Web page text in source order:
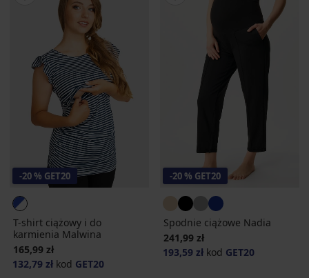
-20 % GET20
T-shirt ciążowy i do
karmienia Malwina
165,99 zł
132,79 zł kod GET20
-20 % GET20
Spodnie ciążowe Nadia
241,99 zł
193,59 zł kod GET20